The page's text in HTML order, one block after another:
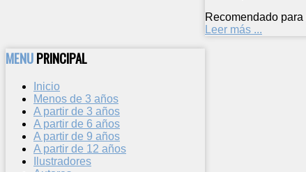
Recomendado para
Leer más ...
MENUPRINCIPAL
Inicio
Menos de 3 años
A partir de 3 años
A partir de 6 años
A partir de 9 años
A partir de 12 años
Ilustradores